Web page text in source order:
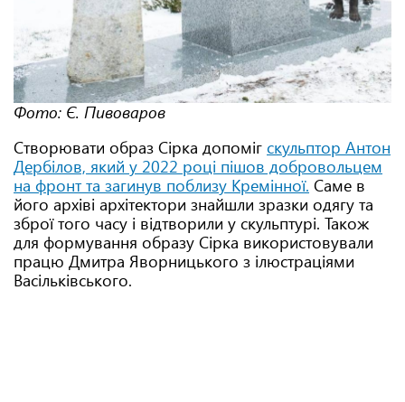
Фото: Є. Пивоваров
Створювати образ Сірка допоміг скульптор Антон
Дербілов, який у 2022 році пішов добровольцем
на фронт та загинув поблизу Кремінної. Саме в
його архіві архітектори знайшли зразки одягу та
зброї того часу і відтворили у скульптурі. Також
для формування образу Сірка використовували
працю Дмитра Яворницького з ілюстраціями
Васільківського.